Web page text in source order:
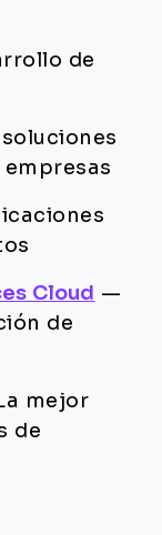
de
Cloud —
de
mejor
de